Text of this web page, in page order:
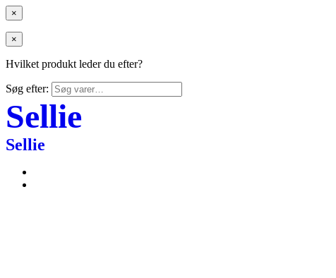
×
×
Hvilket produkt leder du efter?
Søg efter:
Sellie
Sellie